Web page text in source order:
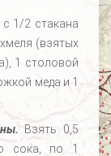
1/2 стакана
(взятых
1 столовой
меда и 1
Взять 0,5
сока, по 1